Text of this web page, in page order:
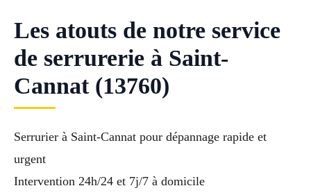
Les atouts de notre service
de serrurerie à Saint-
Cannat (13760)
Serrurier à Saint-Cannat pour dépannage rapide et
urgent
Intervention 24h/24 et 7j/7 à domicile